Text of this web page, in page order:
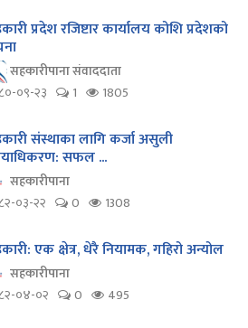
प्रदेश रजिष्टार कार्यालय कोशि प्रदेशको
सहकारीपाना संवाददाता
०९-२३
1 1805
संस्थाका लागि कर्जा असुली
सफल ...
सहकारीपाना
०३-२२
0 1308
एक क्षेत्र, धेरै नियामक, गहिरो अन्योल
सहकारीपाना
०४-०२
0 495